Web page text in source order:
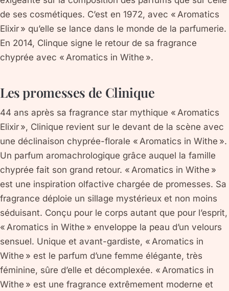
de ses cosmétiques. C’est en 1972, avec « Aromatics
Elixir » qu’elle se lance dans le monde de la parfumerie.
En 2014, Clinque signe le retour de sa fragrance
chyprée avec « Aromatics in Withe ».
Les promesses de Clinique
44 ans après sa fragrance star mythique « Aromatics
Elixir », Clinique revient sur le devant de la scène avec
une déclinaison chyprée-florale « Aromatics in Withe ».
Un parfum aromachrologique grâce auquel la famille
chyprée fait son grand retour. « Aromatics in Withe »
est une inspiration olfactive chargée de promesses. Sa
fragrance déploie un sillage mystérieux et non moins
séduisant. Conçu pour le corps autant que pour l’esprit,
« Aromatics in Withe » enveloppe la peau d’un velours
sensuel. Unique et avant-gardiste, « Aromatics in
Withe » est le parfum d’une femme élégante, très
féminine, sûre d’elle et décomplexée. « Aromatics in
Withe » est une fragrance extrêmement moderne et